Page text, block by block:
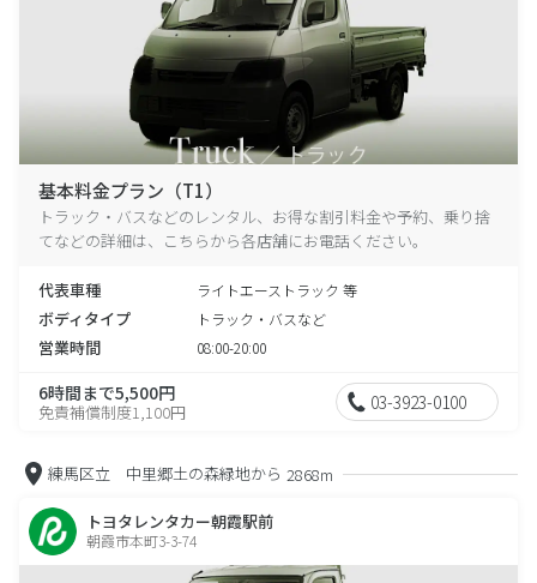
基本料金プラン（T1）
トラック・バスなどのレンタル、お得な割引料金や予約、乗り捨
てなどの詳細は、こちらから各店舗にお電話ください。
代表車種 ライトエーストラック 等
ボディタイプ トラック・バスなど
営業時間 08:00-20:00
6時間まで5,500円
免責補償制度1,100円 03-3923-0100
練馬区立 中里郷土の森緑地から 2868m
トヨタレンタカー朝霞駅前
朝霞市本町3-3-74